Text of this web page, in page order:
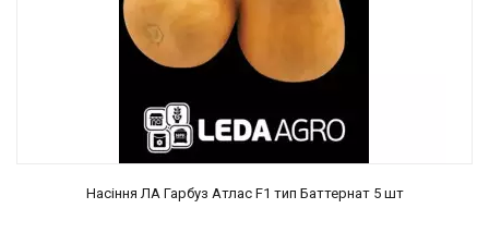
Насіння ЛА Гарбуз Атлас F1 тип Баттернат 5 шт